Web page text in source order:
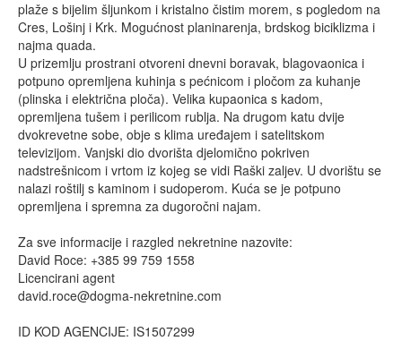
plaže s bijelim šljunkom i kristalno čistim morem, s pogledom na
Cres, Lošinj i Krk. Mogućnost planinarenja, brdskog biciklizma i
najma quada.
U prizemlju prostrani otvoreni dnevni boravak, blagovaonica i
potpuno opremljena kuhinja s pećnicom i pločom za kuhanje
(plinska i električna ploča). Velika kupaonica s kadom,
opremljena tušem i perilicom rublja. Na drugom katu dvije
dvokrevetne sobe, obje s klima uređajem i satelitskom
televizijom. Vanjski dio dvorišta djelomično pokriven
nadstrešnicom i vrtom iz kojeg se vidi Raški zaljev. U dvorištu se
nalazi roštilj s kaminom i sudoperom. Kuća se je potpuno
opremljena i spremna za dugoročni najam.
Za sve informacije i razgled nekretnine nazovite:
David Roce: +385 99 759 1558
Licencirani agent
david.roce@dogma-nekretnine.com
ID KOD AGENCIJE: IS1507299